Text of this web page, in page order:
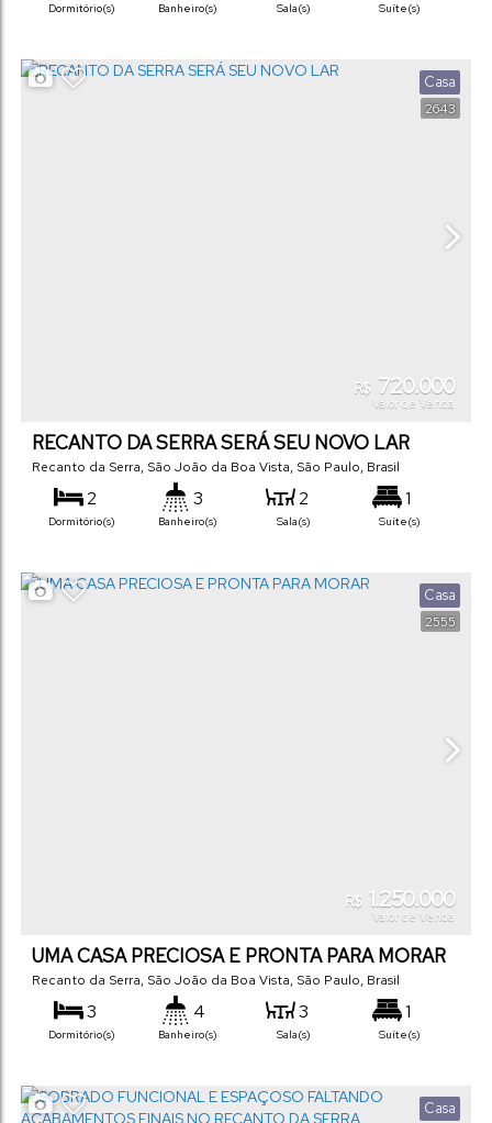
Dormitório(s) Banheiro(s) Sala(s) Suíte(s)
2643
Casa
R$ 720.000
Valor de Venda
RECANTO DA SERRA SERÁ SEU NOVO LAR
Recanto da Serra, São João da Boa Vista, São Paulo, Brasil
2
Dormitório(s)
3
Banheiro(s)
2
Sala(s)
1
Suíte(s)
2555
Casa
R$ 1.250.000
Valor de Venda
UMA CASA PRECIOSA E PRONTA PARA MORAR
Recanto da Serra, São João da Boa Vista, São Paulo, Brasil
3
Dormitório(s)
4
Banheiro(s)
3
Sala(s)
1
Suíte(s)
Casa